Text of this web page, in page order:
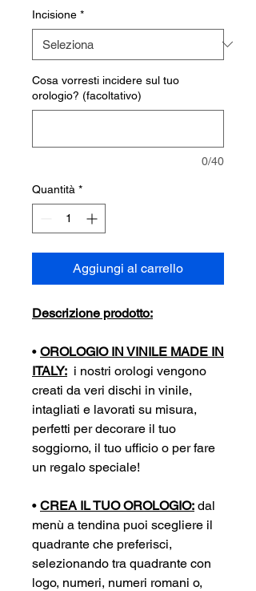
Incisione *
Cosa vorresti incidere sul tuo
orologio? (facoltativo)
0/40
Quantità *
Aggiungi al carrello
Descrizione prodotto:
• OROLOGIO IN VINILE MADE IN
ITALY: i nostri orologi vengono
creati da veri dischi in vinile,
intagliati e lavorati su misura,
perfetti per decorare il tuo
soggiorno, il tuo ufficio o per fare
un regalo speciale!
• CREA IL TUO OROLOGIO: dal
menù a tendina puoi scegliere il
quadrante che preferisci,
selezionando tra quadrante con
logo, numeri, numeri romani o,